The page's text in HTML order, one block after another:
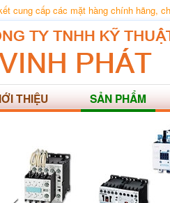
cung cấp các mặt hàng chính hãng,
THIỆU SẢN PHẨM